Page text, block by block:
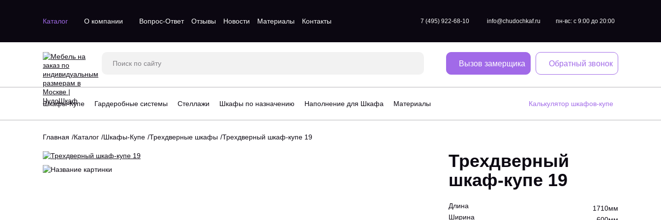
Каталог
Двухдверные шкафы
Трехдверные шкафы
Шкафы с зеркалом
С зеркалом шкафы
Трехстворчатые шкафы
Стенки для гостинной
Стеллажи для детской
Угловые стеллажи
О компании Вопрос-Ответ Отзывы Новости Материалы Контакты 7 (495) 922-68-10 info@chudochkaf.ru пн-вс: с 9:00 до 20:00
Вызов замерщика Обратный звонок
Шкафы-Купе Гардеробные системы Стеллажи Шкафы по назначению Наполнение для Шкафа Материалы Калькулятор шкафов-купе
Главная Каталог Шкафы-Купе Трехдверные шкафы Трехдверный шкаф-купе 19
Трехдверный
шкаф-купе 19
Длина
1710мм
Ширина